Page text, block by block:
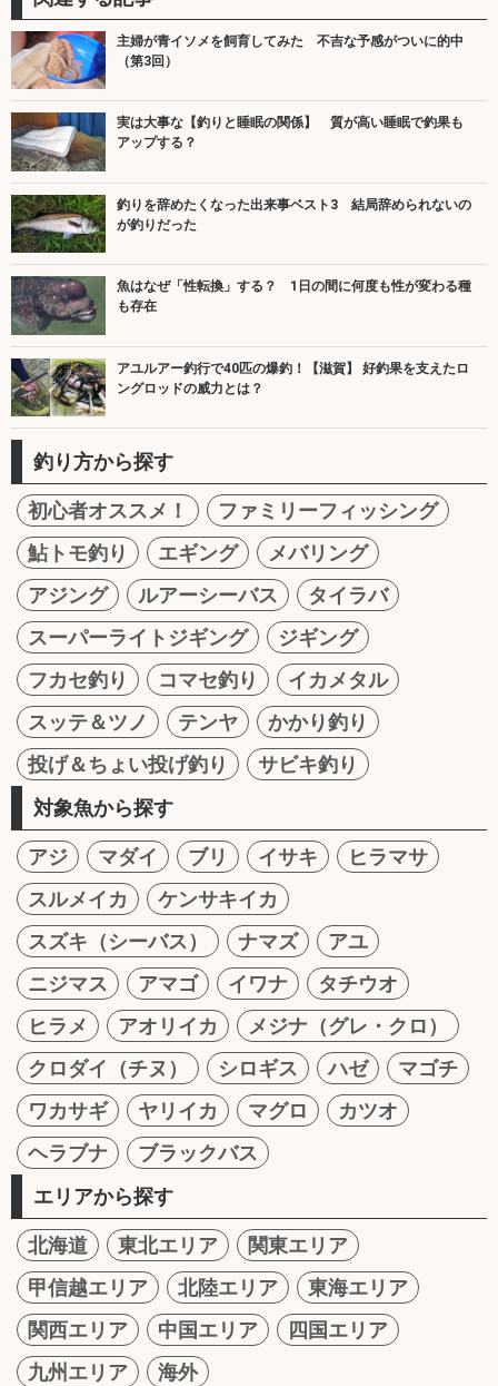
主婦が青イソメを飼育してみた 不吉な予感がついに的中
（第3回）
実は大事な【釣りと睡眠の関係】 質が高い睡眠で釣果も
アップする？
釣りを辞めたくなった出来事ベスト3 結局辞められないの
が釣りだった
魚はなぜ「性転換」する？ 1日の間に何度も性が変わる種
も存在
アユルアー釣行で40匹の爆釣！【滋賀】 好釣果を支えたロ
ングロッドの威力とは？
釣り方から探す
初心者オススメ！
ファミリーフィッシング
鮎トモ釣り
エギング
メバリング
アジング
ルアーシーバス
タイラバ
スーパーライトジギング
ジギング
フカセ釣り
コマセ釣り
イカメタル
スッテ＆ツノ
テンヤ
かかり釣り
投げ＆ちょい投げ釣り
サビキ釣り
対象魚から探す
アジ マダイ ブリ イサキ
ヒラマサ
スルメイカ
ケンサキイカ
スズキ（シーバス）
ナマズ
アユ
ニジマス
アマゴ イワナ
タチウオ
ヒラメ
アオリイカ
メジナ（グレ・クロ）
クロダイ（チヌ）
シロギス ハゼ
マゴチ
ワカサギ
ヤリイカ マグロ
カツオ
ヘラブナ
ブラックバス
エリアから探す
北海道 東北エリア
関東エリア
甲信越エリア
北陸エリア
東海エリア
関西エリア
中国エリア
四国エリア
九州エリア
海外